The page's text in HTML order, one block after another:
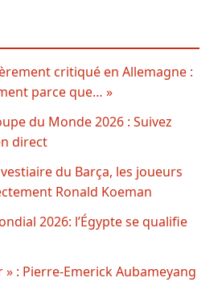
critiqué en Allemagne :
parce que… »
du Monde 2026 : Suivez
direct
du Barça, les joueurs
Ronald Koeman
2026: l’Égypte se qualifie
» : Pierre-Emerick Aubameyang